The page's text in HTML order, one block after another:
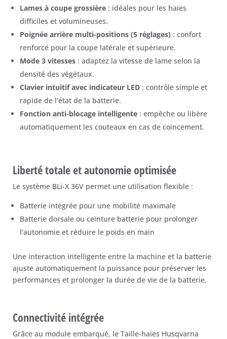
Lames à coupe grossière : idéales pour les haies
difficiles et volumineuses.
Poignée arrière multi-positions (5 réglages) : confort
renforcé pour la coupe latérale et supérieure.
Mode 3 vitesses : adaptez la vitesse de lame selon la
densité des végétaux.
Clavier intuitif avec indicateur LED : contrôle simple et
rapide de l’état de la batterie.
Fonction anti-blocage intelligente : empêche ou libère
automatiquement les couteaux en cas de coincement.
Liberté totale et autonomie optimisée
Le système BLi-X 36V permet une utilisation flexible :
Batterie intégrée pour une mobilité maximale
Batterie dorsale ou ceinture batterie pour prolonger
l’autonomie et réduire le poids en main
Une interaction intelligente entre la machine et la batterie
ajuste automatiquement la puissance pour préserver les
performances et prolonger la durée de vie de la batterie.
Connectivité intégrée
Grâce au module embarqué, le Taille-haies Husqvarna